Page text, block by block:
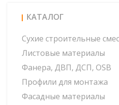
КАТАЛОГ
Сухие строительные
Листовые материалы
Фанера, ДВП, ДСП, OSB
Профили для монтажа
Фасадные материалы